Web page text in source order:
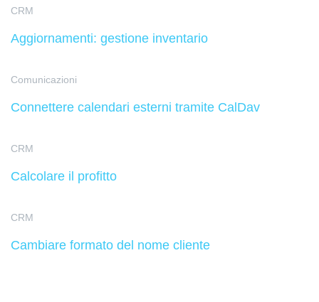
CRM
Aggiornamenti: gestione inventario
Comunicazioni
Connettere calendari esterni tramite CalDav
CRM
Calcolare il profitto
CRM
Cambiare formato del nome cliente